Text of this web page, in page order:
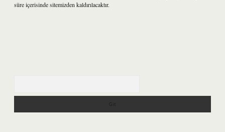
süre içerisinde sitemizden kaldırılacaktır.